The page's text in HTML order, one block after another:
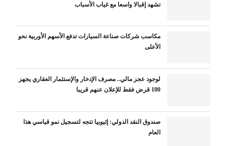
تشهد إقبالا واسعا مع غياب الأسباب
مكاسب شركات صناعة السيارات تدفع الأسهم الأوربية نحو
الأعلى
لوجود عجز مالي.. مصرف الإدخار والإستثمار العقاري يجهز
100 قرض فقط للإعلان عنهم قريبا
صندوق النقد الدولي: إثيوبيا تتجه لتسجيل نمو قياسي هذا
العام